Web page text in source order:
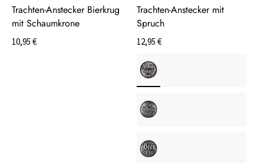
Trachten-Anstecker Bierkrug
mit Schaumkrone
10,95 €
Trachten-Anstecker mit
Spruch
12,95 €